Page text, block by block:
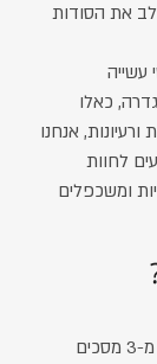
את הסודות
עשייה
כאלו
אנחנו
לחוות
ומשכפלים
המדיה הדיגיטלית מורכבת מ-3 מסכים